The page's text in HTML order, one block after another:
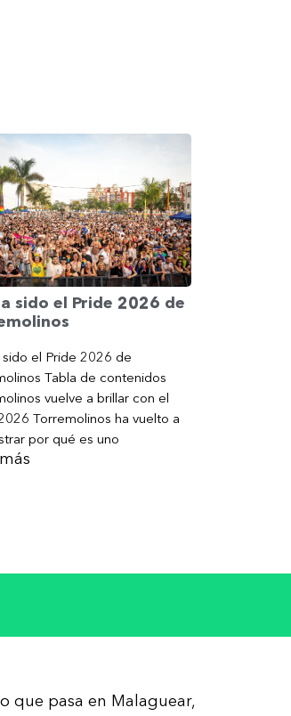
sido el Pride 2026 de
sido el Pride 2026 de
Tabla de contenidos
vuelve a brillar con el
Torremolinos ha vuelto a
por qué es uno
que pasa en Malaguear,